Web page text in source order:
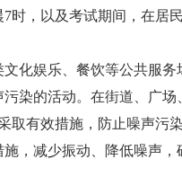
时，以及考试期间，在居
化娱乐、餐饮等公共服务
染的活动。在街道、广场
取有效措施，防止噪声污染
，减少振动、降低噪声